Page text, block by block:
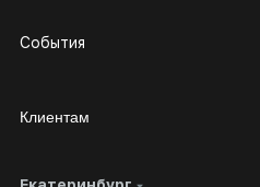
События
Клиентам